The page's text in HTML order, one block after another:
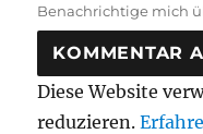
Benachrichtige mich
Diese Website
reduzieren.